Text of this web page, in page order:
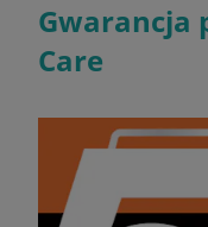
Gwarancja
Care